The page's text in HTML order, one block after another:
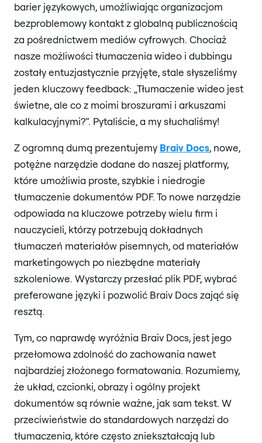
barier językowych, umożliwiając organizacjom
bezproblemowy kontakt z globalną publicznością
za pośrednictwem mediów cyfrowych. Chociaż
nasze możliwości tłumaczenia wideo i dubbingu
zostały entuzjastycznie przyjęte, stale słyszeliśmy
jeden kluczowy feedback: „Tłumaczenie wideo jest
świetne, ale co z moimi broszurami i arkuszami
kalkulacyjnymi?”. Pytaliście, a my słuchaliśmy!
Z ogromną dumą prezentujemy Braiv Docs, nowe,
potężne narzędzie dodane do naszej platformy,
które umożliwia proste, szybkie i niedrogie
tłumaczenie dokumentów PDF. To nowe narzędzie
odpowiada na kluczowe potrzeby wielu firm i
nauczycieli, którzy potrzebują dokładnych
tłumaczeń materiałów pisemnych, od materiałów
marketingowych po niezbędne materiały
szkoleniowe. Wystarczy przesłać plik PDF, wybrać
preferowane języki i pozwolić Braiv Docs zająć się
resztą.
Tym, co naprawdę wyróżnia Braiv Docs, jest jego
przełomowa zdolność do zachowania nawet
najbardziej złożonego formatowania. Rozumiemy,
że układ, czcionki, obrazy i ogólny projekt
dokumentów są równie ważne, jak sam tekst. W
przeciwieństwie do standardowych narzędzi do
tłumaczenia, które często zniekształcają lub